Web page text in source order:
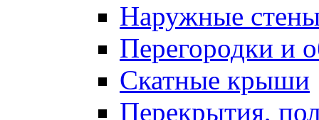
Наружные
Перегородки и
Скатные крыши
Перекрытия,